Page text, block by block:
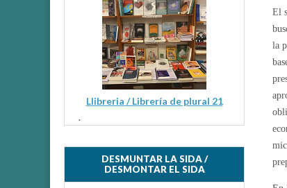
El
la
Llibreria / Librería de plural 21
.
DESMUNTAR LA SIDA /
DESMONTAR EL SIDA